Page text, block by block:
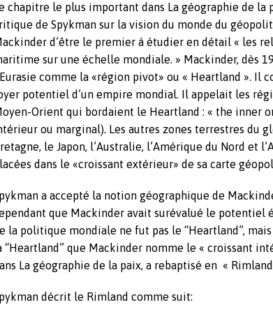
chapitre le plus important dans La géographie de
de Spykman sur la vision du monde du
d’être le premier à étudier en détail « les
sur une échelle mondiale. » Mackinder, dès
comme la «région pivot» ou « Heartland ». Il
potentiel d’un empire mondial. Il appelait les
Orient qui bordaient le Heartland : « the inner
ou marginal). Les autres zones terrestres du
le Japon, l’Australie, l’Amérique du Nord et
dans le «croissant extérieur» de sa carte
a accepté la notion géographique de
que Mackinder avait surévalué le potentiel
la politique mondiale ne fut pas le “Heartland”,
“Heartland” que Mackinder nomme le « croissant
La géographie de la paix, a rebaptisé en « Rimland
décrit le Rimland comme suit: